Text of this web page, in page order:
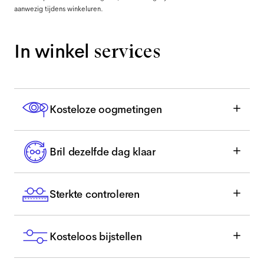
aanwezig tijdens winkeluren.
In winkel services
Kosteloze oogmetingen
Bril dezelfde dag klaar
Sterkte controleren
Kosteloos bijstellen